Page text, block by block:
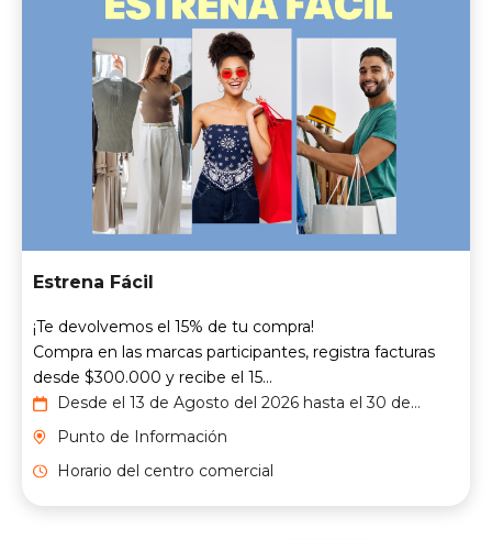
Estrena Fácil
¡Te devolvemos el 15% de tu compra!
Compra en las marcas participantes, registra facturas
desde $300.000 y recibe el 15...
Desde el 13 de Agosto del 2026 hasta el 30 de
Septiembre del 2026
Punto de Información
Horario del centro comercial